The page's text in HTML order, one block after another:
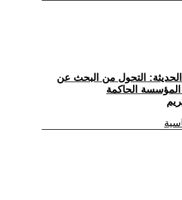
الحديثة: التحول من البحث عن
المؤسسة الحاكمة